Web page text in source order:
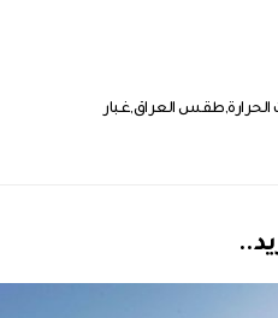
الحرارة طقس العراق غبار